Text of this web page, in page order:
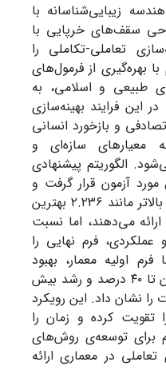
زیبایی‌شناسانه با
سقف‌های خرپایی با
تعاملی-تکاملی را
بهره‌گیری از فرمول‌های
طبیعی و اسلامی، به
این فرایند بهینه‌سازی
و بازخورد انسانی
معیارهای سازه‌ای و
الگوریتم پیشنهادی
آزمون قرار گرفت و
نتایج نشان داد که نسبت‌های بالاتر مانند ۲.۲۳۶ بهترین
می‌دهند، اما نسبت
عملکردی، فرم نهایی را
اولیه معمار، بهبود
چشمگیری، از جمله کاهش وزن تا ۴۰ درصد و رشد بیش
را نشان داد. این رویکرد
کرده و زمان را
برای توسعه‌ی روش‌های
در معماری ارائه